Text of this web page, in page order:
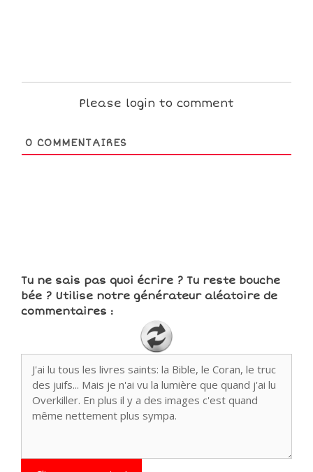
Please login to comment
0 COMMENTAIRES
Tu ne sais pas quoi écrire ? Tu reste bouche
bée ? Utilise notre générateur aléatoire de
commentaires :